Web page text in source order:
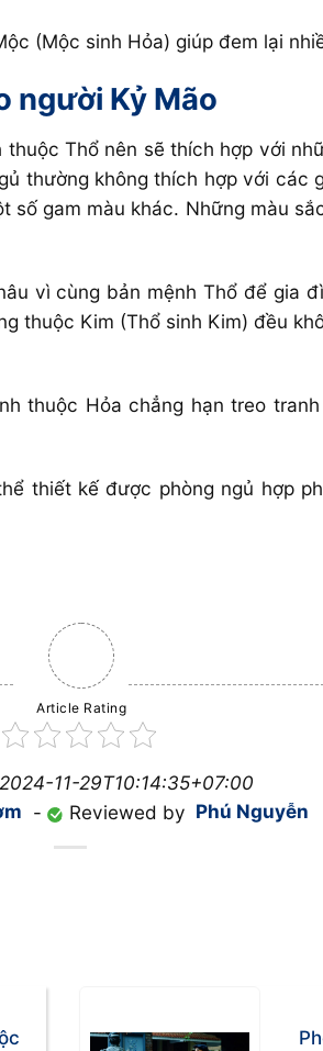
(Mộc sinh Hỏa) giúp đem lại
người Kỷ Mão
Thổ nên sẽ thích hợp với
thường không thích hợp với các
gam màu khác. Những màu
vì cùng bản mệnh Thổ để gia
thuộc Kim (Thổ sinh Kim) đều
thuộc Hỏa chẳng hạn treo
thiết kế được phòng ngủ hợp
Article Rating
2024-11-29T10:14:35+07:00
- Reviewed by Phú Nguyễn